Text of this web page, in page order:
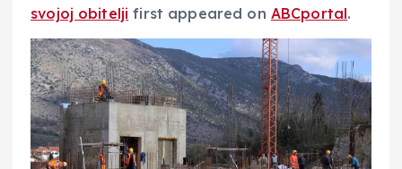
svojoj obitelji first appeared on ABCportal.